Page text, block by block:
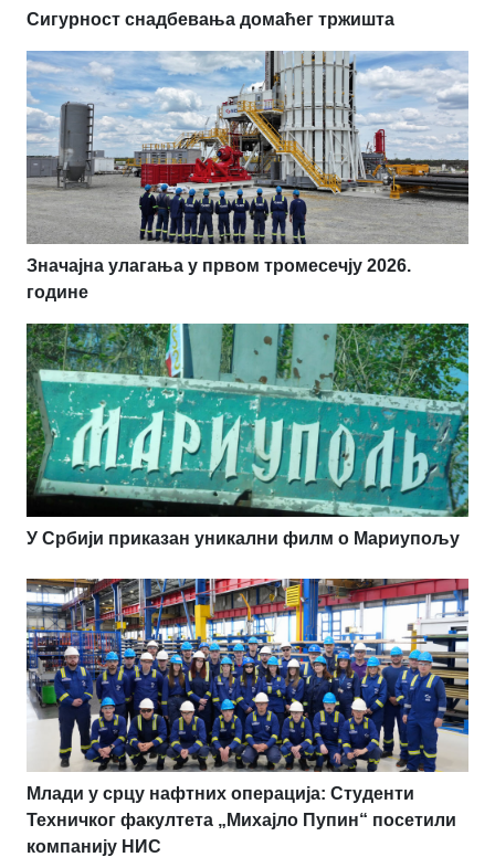
Сигурност снадбевања домаћег тржишта
Значајна улагања у првом тромесечју 2026.
године
У Србији приказан уникални филм о Мариупољу
Млади у срцу нафтних операција: Студенти
Техничког факултета „Михајло Пупин“ посетили
компанију НИС